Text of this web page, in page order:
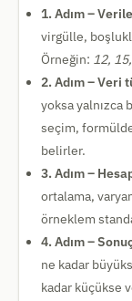
1. Adım –
virgülle,
Örneğin: 12,
2. Adım – Veri
yoksa
seçim,
belirler.
3. Adım –
ortalama,
örneklem
4. Adım –
ne kadar
kadar küçükse